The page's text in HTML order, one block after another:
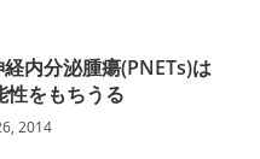
内分泌腫瘍(PNETs)は
性をもちうる
2014